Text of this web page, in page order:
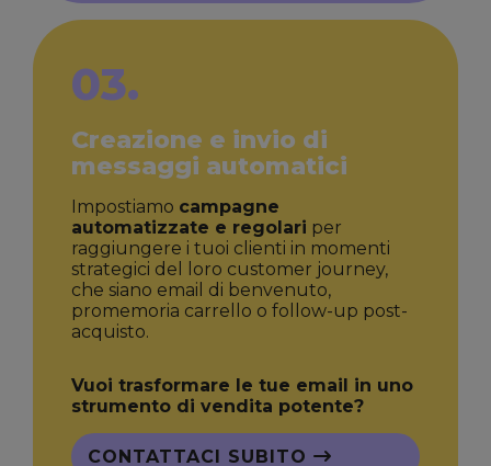
03.
Creazione e invio di
messaggi automatici
Impostiamo campagne
automatizzate e regolari per
raggiungere i tuoi clienti in momenti
strategici del loro customer journey,
che siano email di benvenuto,
promemoria carrello o follow-up post-
acquisto.
Vuoi trasformare le tue email in uno
strumento di vendita potente?
CONTATTACI SUBITO